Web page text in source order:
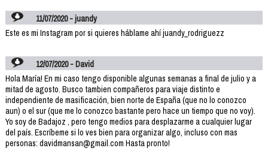
11/07/2020 - juandy
Este es mi Instagram por si quieres háblame ahí juandy_rodriguezz
12/07/2020 - David
Hola María! En mi caso tengo disponible algunas semanas a final de julio y a
mitad de agosto. Busco tambien compañeros para viaje distinto e
independiente de masificación, bien norte de España (que no lo conozco
aun) o el sur (que me lo conozco bastante pero hace un tiempo que no voy).
Yo soy de Badajoz , pero tengo medios para desplazarme a cualquier lugar
del país. Escríbeme si lo ves bien para organizar algo, incluso con mas
personas: davidmansan@gmail.com Hasta pronto!